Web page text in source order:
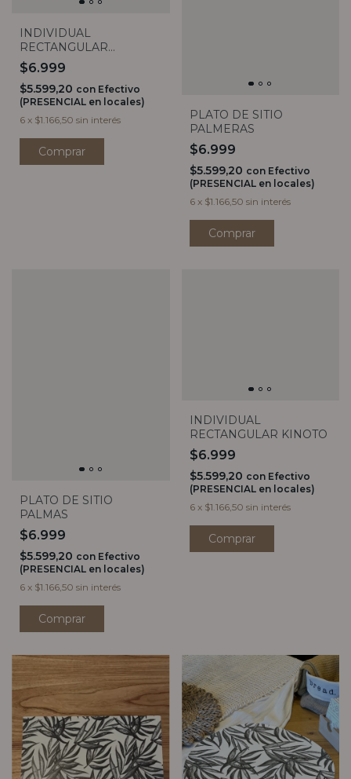
INDIVIDUAL
RECTANGULAR
PALMERAS
$6.999
$5.599,20 con Efectivo
(PRESENCIAL en locales)
6 x $1.166,50 sin interés
PLATO DE SITIO
PALMERAS
$6.999
$5.599,20 con Efectivo
(PRESENCIAL en locales)
6 x $1.166,50 sin interés
PLATO DE SITIO
PALMAS
$6.999
$5.599,20 con Efectivo
(PRESENCIAL en locales)
6 x $1.166,50 sin interés
INDIVIDUAL
RECTANGULAR KINOTO
$6.999
$5.599,20 con Efectivo
(PRESENCIAL en locales)
6 x $1.166,50 sin interés